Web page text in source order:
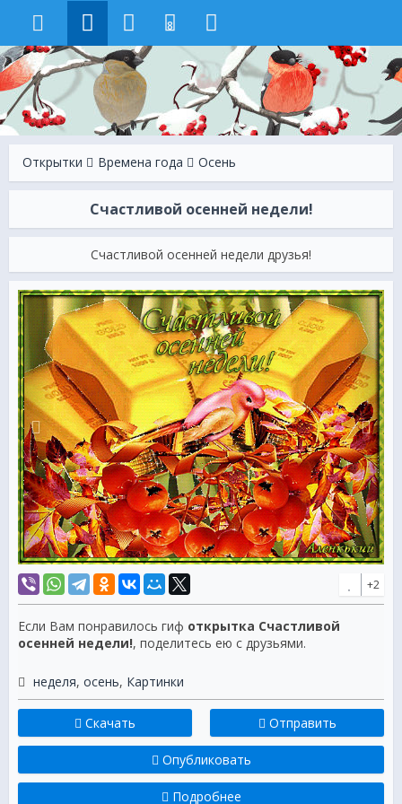
8
Открытки Времена года Осень
Счастливой осенней недели!
Счастливой осенней недели друзья!
+2
Если Вам понравилось гиф открытка Счастливой
осенней недели!, поделитесь ею с друзьями.
неделя, осень, Картинки
Скачать Отправить
Опубликовать
Подробнее